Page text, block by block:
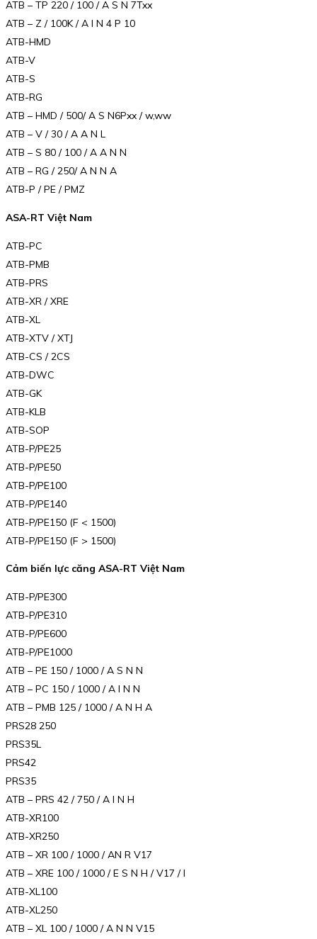
ATB – TP 220 / 100 / A S N 7Txx
ATB – Z / 100K / A I N 4 P 10
ATB-HMD
ATB-V
ATB-S
ATB-RG
ATB – HMD / 500/ A S N6Pxx / w,ww
ATB – V / 30 / A A N L
ATB – S 80 / 100 / A A N N
ATB – RG / 250/ A N N A
ATB-P / PE / PMZ
ASA-RT Việt Nam
ATB-PC
ATB-PMB
ATB-PRS
ATB-XR / XRE
ATB-XL
ATB-XTV / XTJ
ATB-CS / 2CS
ATB-DWC
ATB-GK
ATB-KLB
ATB-SOP
ATB-P/PE25
ATB-P/PE50
ATB-P/PE100
ATB-P/PE140
ATB-P/PE150 (F < 1500)
ATB-P/PE150 (F > 1500)
Cảm biến lực căng ASA-RT Việt Nam
ATB-P/PE300
ATB-P/PE310
ATB-P/PE600
ATB-P/PE1000
ATB – PE 150 / 1000 / A S N N
ATB – PC 150 / 1000 / A I N N
ATB – PMB 125 / 1000 / A N H A
PRS28 250
PRS35L
PRS42
PRS35
ATB – PRS 42 / 750 / A I N H
ATB-XR100
ATB-XR250
ATB – XR 100 / 1000 / AN R V17
ATB – XRE 100 / 1000 / E S N H / V17 / I
ATB-XL100
ATB-XL250
ATB – XL 100 / 1000 / A N N V15